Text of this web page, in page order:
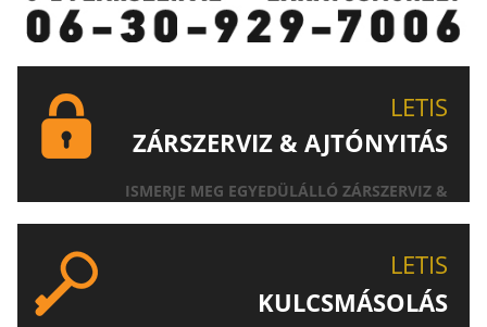
LETIS
ZÁRSZERVIZ & AJTÓNYITÁS
ISMERJE MEG EGYEDÜLÁLLÓ ZÁRSZERVIZ &
LETIS
KULCSMÁSOLÁS